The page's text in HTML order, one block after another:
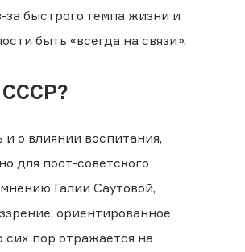
за быстрого темпа жизни и
быть «всегда на связи».
СССР?
и о влиянии воспитания,
для пост-советского
Галии Саутовой,
ориентированное
сих пор отражается на